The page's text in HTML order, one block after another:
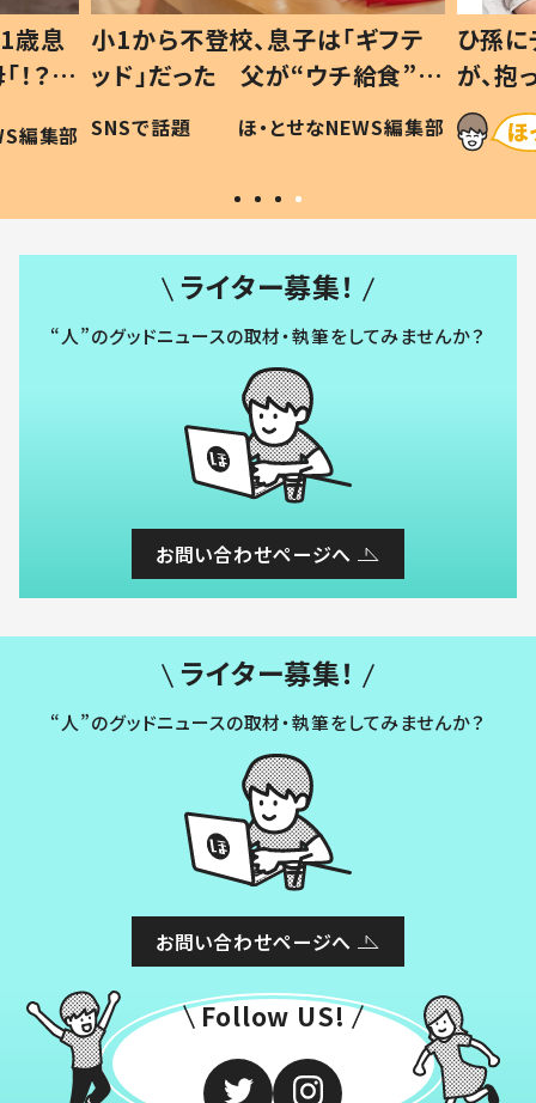
歳息
？」
編集部
小1から不登校、息子は「ギフテ
ッド」だった 父が“ウチ給食”を
作り続ける理由とは #令和の親
#令和の子
SNSで話題 ほ・とせなNEWS編集部
ひ孫
が、
「涙が
い」
ライター募集！
“人”のグッドニュースの取材・執筆をしてみませんか？
お問い合わせページへ
ライター募集！
“人”のグッドニュースの取材・執筆をしてみませんか？
お問い合わせページへ
Follow US!